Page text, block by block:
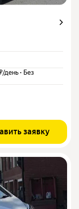
день· Без
заявку